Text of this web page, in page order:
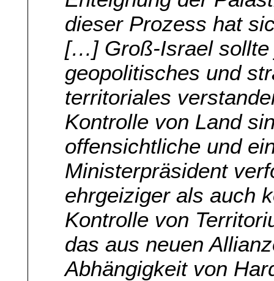
dieser Prozess hat
[…] Groß-Israel sollte
geopolitisches und
territoriales
Kontrolle von Land
offensichtliche und
Ministerpräsident
ehrgeiziger als auch
Kontrolle von
das aus neuen
Abhängigkeit von